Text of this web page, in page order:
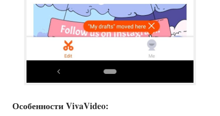
Особенности VivaVideo: